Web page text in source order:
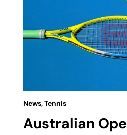
News,Tennis
Australian